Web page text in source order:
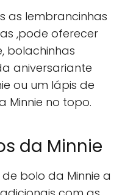
as lembrancinhas
,pode oferecer
bolachinhas
aniversariante
ou um lápis de
no topo.
da Minnie
bolo da Minnie a